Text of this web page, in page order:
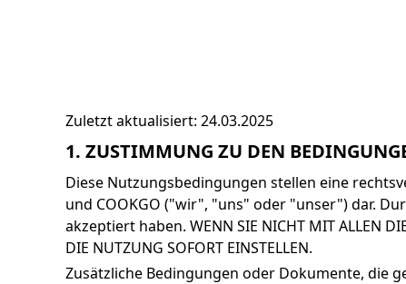
Zuletzt aktualisiert: 24.03.2025
1. ZUSTIMMUNG ZU DEN
Diese Nutzungsbedingungen stellen eine
und COOKGO ("wir", "uns" oder "unser") dar.
akzeptiert haben. WENN SIE NICHT MIT ALLEN
DIE NUTZUNG SOFORT EINSTELLEN.
Zusätzliche Bedingungen oder Dokumente, die